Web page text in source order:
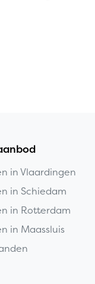
in Vlaardingen
in Schiedam
in Rotterdam
in Maassluis